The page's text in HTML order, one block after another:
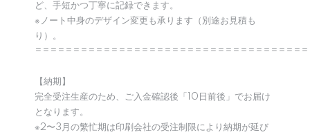
ど、手短かつ丁寧に記録できます。
※ノート中身のデザイン変更も承ります（別途お見積も
り）。
【納期】
完全受注生産のため、ご入金確認後「10日前後」でお届け
となります。
※2〜3月の繁忙期は印刷会社の受注制限により納期が延び